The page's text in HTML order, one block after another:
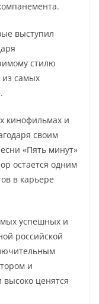
выступил
стилю
из самых
кинофильмах и
своим
«Пять минут»
остается одним
в карьере
успешных и
российской
и
ценятся